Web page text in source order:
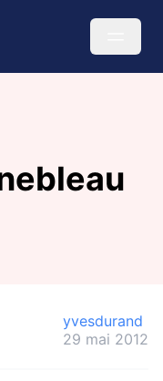
yvesdurand
29 mai 2012